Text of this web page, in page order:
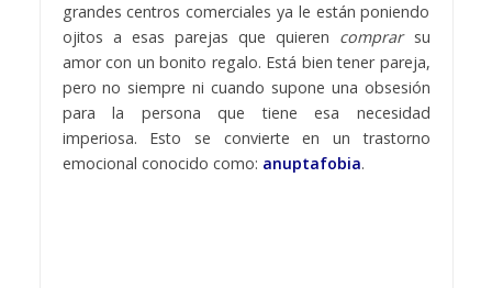
grandes centros comerciales ya le están poniendo
ojitos a esas parejas que quieren comprarsu
amor con un bonito regalo. Está bien tener pareja,
pero no siempre ni cuando supone una obsesión
para la persona que tiene esa necesidad
imperiosa. Esto se convierte en un trastorno
emocional conocido como: anuptafobia.